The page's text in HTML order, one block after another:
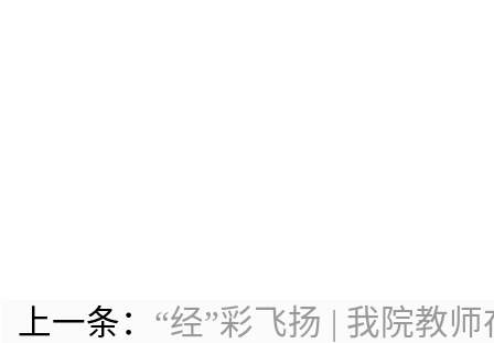
上一条： “经”彩飞扬 | 我院教